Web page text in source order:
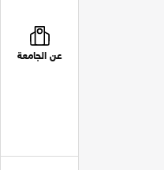
عن الجامعة